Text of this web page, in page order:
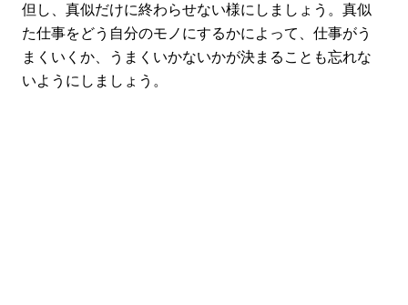
但し、真似だけに終わらせない様にしましょう。真似
た仕事をどう自分のモノにするかによって、仕事がう
まくいくか、うまくいかないかが決まることも忘れな
いようにしましょう。